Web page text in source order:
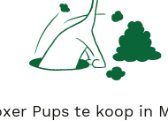
Pups te koop in